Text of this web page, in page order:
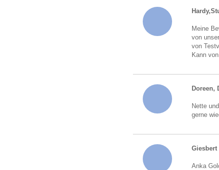
Meine
von
von
Kann
Doreen,
Nette
gerne
Giesbert
Anka